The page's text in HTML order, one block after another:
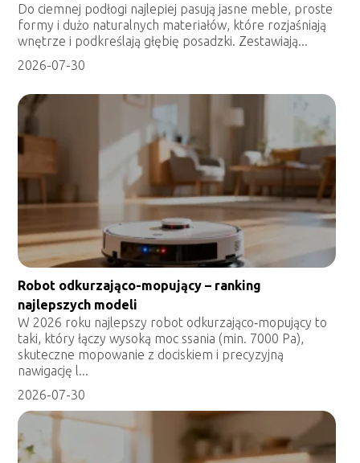
Do ciemnej podłogi najlepiej pasują jasne meble, proste
formy i dużo naturalnych materiałów, które rozjaśniają
wnętrze i podkreślają głębię posadzki. Zestawiają...
2026-07-30
Robot odkurzająco-mopujący – ranking
najlepszych modeli
W 2026 roku najlepszy robot odkurzająco‑mopujący to
taki, który łączy wysoką moc ssania (min. 7000 Pa),
skuteczne mopowanie z dociskiem i precyzyjną
nawigację l...
2026-07-30